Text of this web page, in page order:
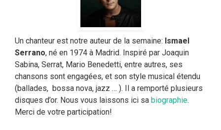
Un chanteur est notre auteur de la semaine: Ismael
Serrano, né en 1974 à Madrid. Inspiré par Joaquin
Sabina, Serrat, Mario Benedetti, entre autres, ses
chansons sont engagées, et son style musical étendu
(ballades, bossa nova, jazz … ). Il a remporté plusieurs
disques d’or. Nous vous laissons ici sa biographie.
Merci de votre participation!